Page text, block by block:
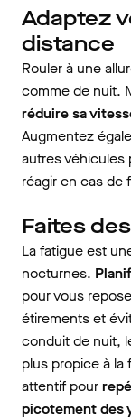
Adaptez
distance
Rouler à une
comme de nuit.
réduire sa
Augmentez
autres véhicules
réagir en cas de
Faites
La fatigue est
nocturnes.
pour vous
étirements et
conduit de nuit,
plus propice à la
attentif pour
picotement des